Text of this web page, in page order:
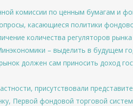
комиссии по ценным бумагам и
касающиеся политики
количества регуляторов
– выделить в будущем
должен сам приносить доход
присутствовали
Первой фондовой торговой